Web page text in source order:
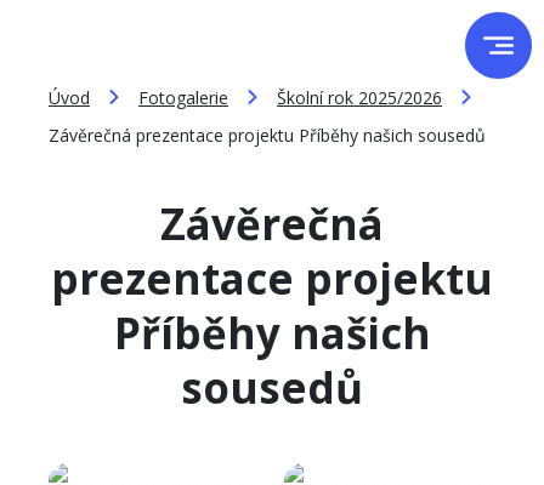
Úvod Fotogalerie
Školní rok 2025/2026
Závěrečná prezentace projektu Příběhy našich sousedů
Závěrečná
prezentace projektu
Příběhy našich
sousedů